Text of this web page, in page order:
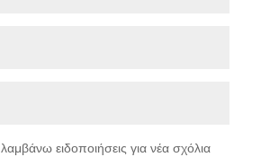
ειδοποιήσεις για νέα σχόλια